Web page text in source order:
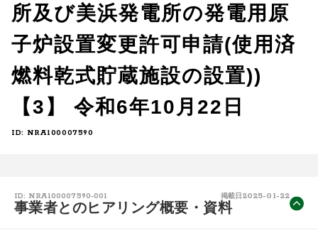
所及び美浜発電所の発電用原
子炉設置変更許可申請(使用済
燃料乾式貯蔵施設の設置))
【3】 令和6年10月22日
ID: NRA100007590
ID: NRA100007590-001 掲載日 2025-01-22
事業者とのヒアリング概要・資料